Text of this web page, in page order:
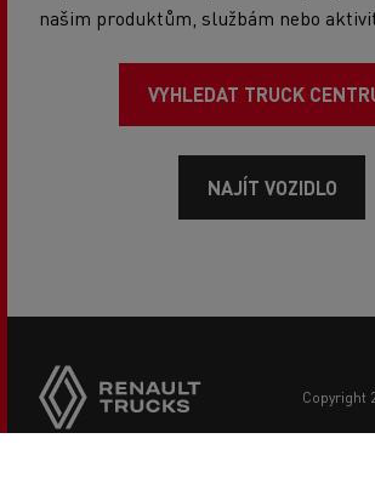
našim produktům, službám nebo
VYHLEDAT TRUCK
NAJÍT VOZIDLO
copyright